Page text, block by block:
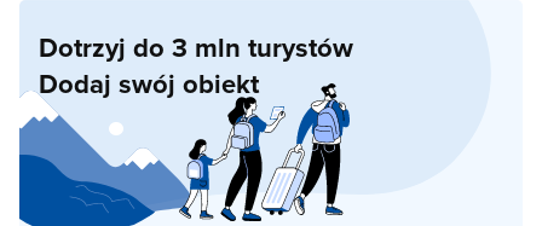
Dotrzyj do 3 mln turystów
Dodaj swój obiekt